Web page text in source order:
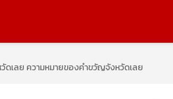
ดเลย ความหมายของคำขวัญจังหวัดเลย